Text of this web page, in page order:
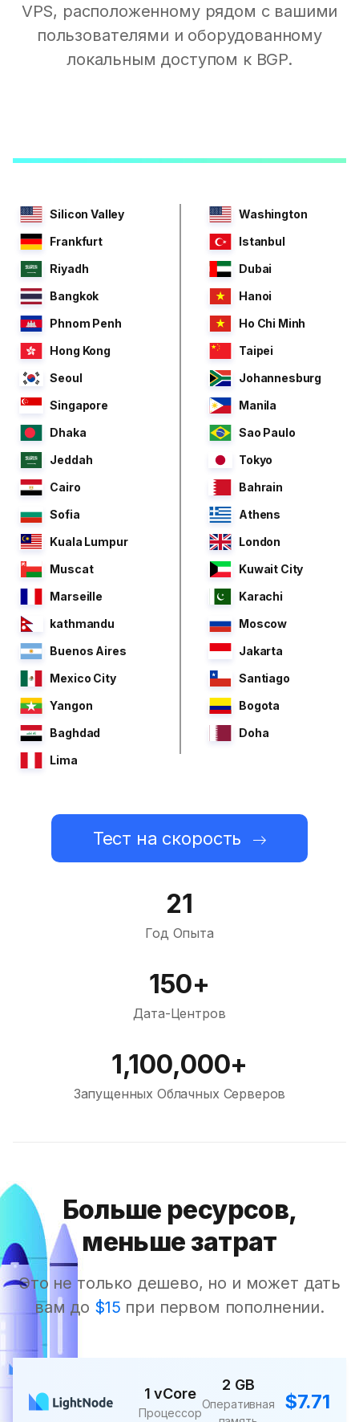
VPS, расположенному рядом с вашими
пользователями и оборудованному
локальным доступом к BGP.
Silicon Valley
Washington
Frankfurt
Istanbul
Riyadh
Dubai
Bangkok
Hanoi
Phnom Penh
Ho Chi Minh
Hong Kong
Taipei
Seoul
Johannesburg
Singapore
Manila
Dhaka
Sao Paulo
Jeddah
Tokyo
Cairo
Bahrain
Sofia
Athens
Kuala Lumpur
London
Muscat
Kuwait City
Marseille
Karachi
kathmandu
Moscow
Buenos Aires
Jakarta
Mexico City
Santiago
Yangon
Bogota
Baghdad
Doha
Lima
Тест на скорость
21
Год Опыта
150+
Дата-Центров
1,100,000+
Запущенных Облачных Серверов
Больше ресурсов,
меньше затрат
Это не только дешево, но и может дать
вам до $15 при первом пополнении.
1 vCore
Процессор
2 GB
Оперативная
$7.71